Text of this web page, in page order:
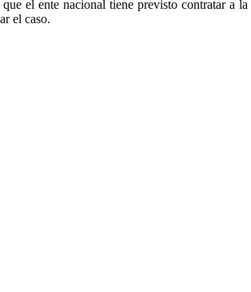
el ente nacional tiene previsto contratar a
el caso.